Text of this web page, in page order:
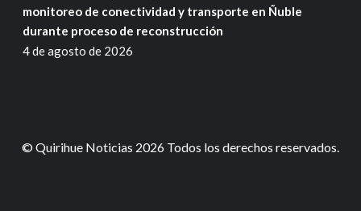
monitoreo de conectividad y transporte en Ñuble
durante proceso de reconstrucción
4 de agosto de 2026